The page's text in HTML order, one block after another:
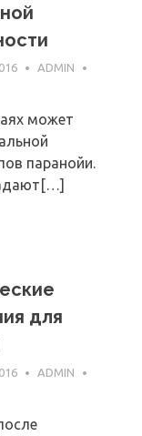
ADMIN
может
паранойи.
для
ADMIN